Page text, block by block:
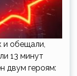
и обещали,
13 минут
двум героям: